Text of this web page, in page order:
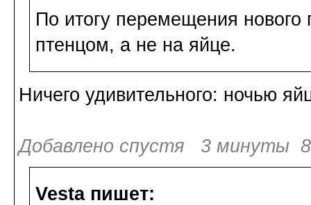
По итогу перемещения нового
птенцом, а не на яйце.
Ничего удивительного: ночью
Добавлено спустя 3 минуты 8
Vesta пишет: